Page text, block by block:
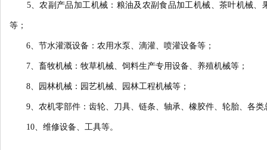
5、农副产品加工机械：粮油及农副食品加工机械、茶叶机械、
等；
6、节水灌溉设备：农用水泵、滴灌、喷灌设备等；
7、畜牧机械：牧草机械、饲料生产专用设备、养殖机械等；
8、园林机械：园艺机械、园林工程机械等；
9、农机零部件：齿轮、刀具、链条、轴承、橡胶件、轮胎、各类
10、维修设备、工具等。